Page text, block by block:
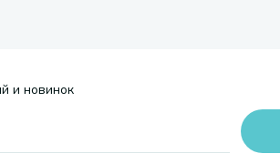
и новинок